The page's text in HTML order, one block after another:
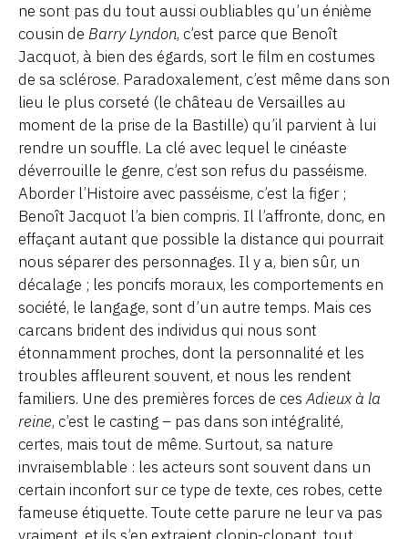
ne sont pas du tout aussi oubliables qu’un énième
cousin de Barry Lyndon, c’est parce que Benoît
Jacquot, à bien des égards, sort le film en costumes
de sa sclérose. Paradoxalement, c’est même dans son
lieu le plus corseté (le château de Versailles au
moment de la prise de la Bastille) qu’il parvient à lui
rendre un souffle. La clé avec lequel le cinéaste
déverrouille le genre, c’est son refus du passéisme.
Aborder l’Histoire avec passéisme, c’est la figer ;
Benoît Jacquot l’a bien compris. Il l’affronte, donc, en
effaçant autant que possible la distance qui pourrait
nous séparer des personnages. Il y a, bien sûr, un
décalage ; les poncifs moraux, les comportements en
société, le langage, sont d’un autre temps. Mais ces
carcans brident des individus qui nous sont
étonnamment proches, dont la personnalité et les
troubles affleurent souvent, et nous les rendent
familiers. Une des premières forces de cesAdieux à la
reine, c’est le casting – pas dans son intégralité,
certes, mais tout de même. Surtout, sa nature
invraisemblable : les acteurs sont souvent dans un
certain inconfort sur ce type de texte, ces robes, cette
fameuse étiquette. Toute cette parure ne leur va pas